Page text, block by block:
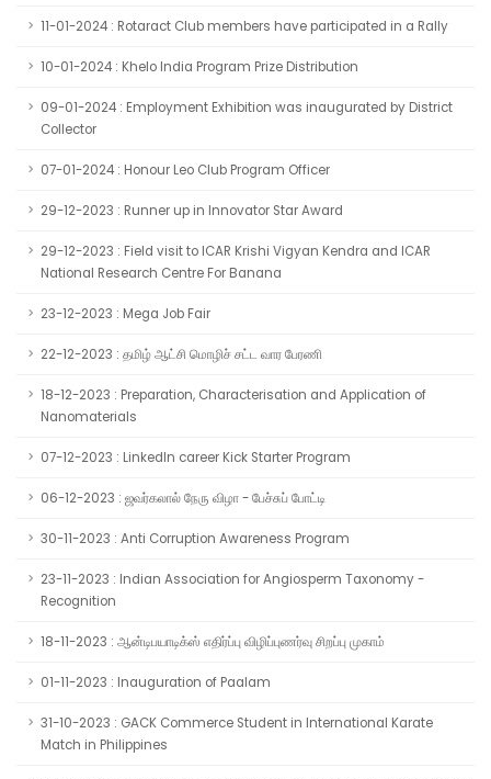
11-01-2024 : Rotaract Club members have participated in a Rally
10-01-2024 : Khelo India Program Prize Distribution
09-01-2024 : Employment Exhibition was inaugurated by District
Collector
07-01-2024 : Honour Leo Club Program Officer
29-12-2023 : Runner up in Innovator Star Award
29-12-2023 : Field visit to ICAR Krishi Vigyan Kendra and ICAR
National Research Centre For Banana
23-12-2023 : Mega Job Fair
22-12-2023 : தமிழ் ஆட்சி மொழிச் சட்ட வார பேரணி
18-12-2023 : Preparation, Characterisation and Application of
Nanomaterials
07-12-2023 : LinkedIn career Kick Starter Program
06-12-2023 : ஜவர்கலால் நேரு விழா - பேச்சுப் போட்டி
30-11-2023 : Anti Corruption Awareness Program
23-11-2023 : Indian Association for Angiosperm Taxonomy -
Recognition
18-11-2023 : ஆன்டிபயாடிக்ஸ் எதிர்ப்பு விழிப்புணர்வு சிறப்பு முகாம்
01-11-2023 : Inauguration of Paalam
31-10-2023 : GACK Commerce Student in International Karate
Match in Philippines